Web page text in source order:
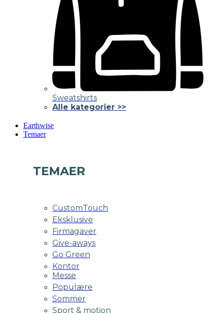
Sweatshirts
Alle kategorier >>
Earthwise
Temaer
TEMAER
CustomTouch
Eksklusive
Firmagaver
Give-aways
Go Green
Kontor
Messe
Populære
Sommer
Sport & motion